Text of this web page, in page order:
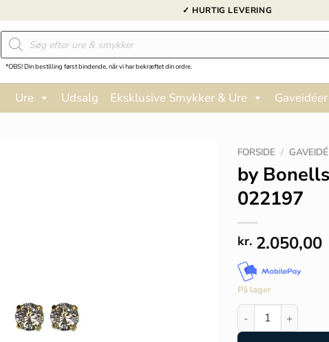
✓ HURTIG LEVERING
Products
search
*OBS! Din bestilling først bindende, når vi har bekræftet din ordre.
Ure Udsalg Eksklusive Smykker & Ure Gaveidéer
FORSIDE /
by
022197
kr. 2.050,00
På lager
by Bonells 14kt